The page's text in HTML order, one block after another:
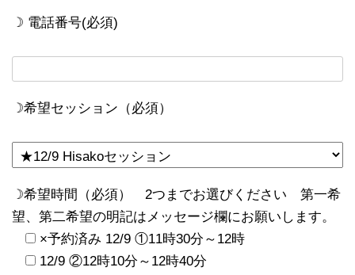
☽ 電話番号(必須)
☽希望セッション（必須）
☽希望時間（必須） 2つまでお選びください 第一希
望、第二希望の明記はメッセージ欄にお願いします。
×予約済み 12/9 ①11時30分～12時
12/9 ②12時10分～12時40分